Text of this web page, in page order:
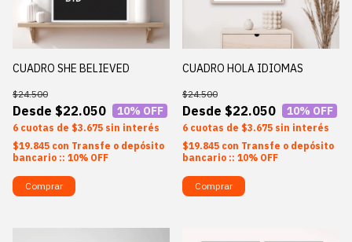
CUADRO SHE BELIEVED
$22.050
$24.500
10% OFF
6 $3.675 sin interés
$19.845 con Transfe o depósito
bancario :: 10% OFF
Comprar
CUADRO HOLA IDIOMAS
$22.050
$24.500
10% OFF
6 $3.675 sin interés
$19.845 con Transfe o depósito
bancario :: 10% OFF
Comprar